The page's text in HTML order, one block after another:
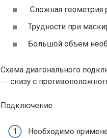
Сложная геометрия
Трудности при
Большой объем
Схема диагонального
― снизу с
Подключение:
Необходимо